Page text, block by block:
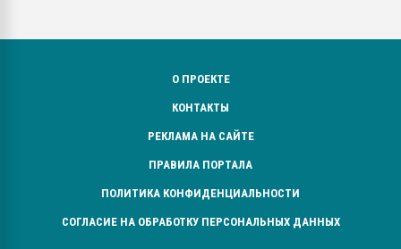
О ПРОЕКТЕ
КОНТАКТЫ
РЕКЛАМА НА САЙТЕ
ПРАВИЛА ПОРТАЛА
ПОЛИТИКА КОНФИДЕНЦИАЛЬНОСТИ
СОГЛАСИЕ НА ОБРАБОТКУ ПЕРСОНАЛЬНЫХ ДАННЫХ